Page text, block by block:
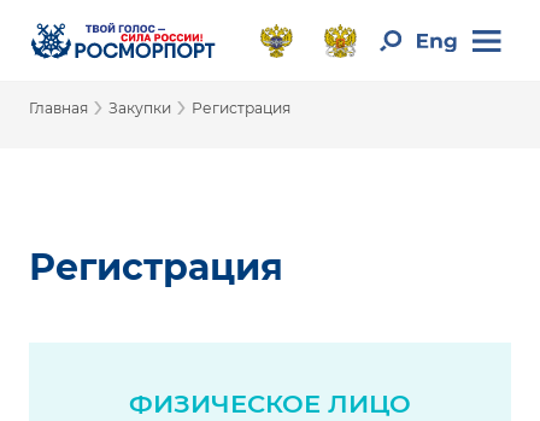
Главная › Закупки › Регистрация
Регистрация
ФИЗИЧЕСКОЕ ЛИЦО